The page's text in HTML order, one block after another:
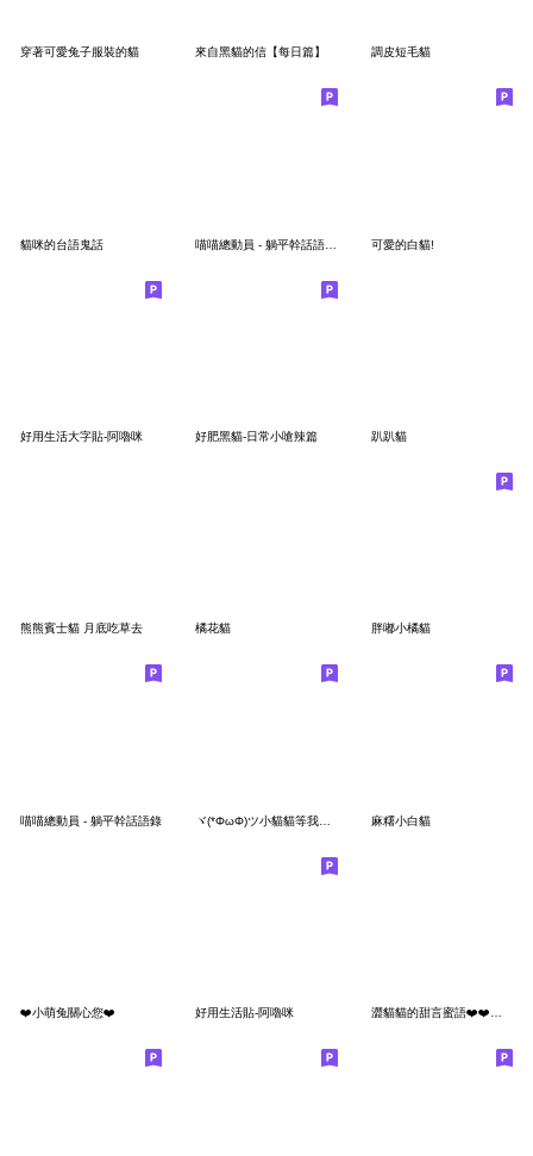
穿著可愛兔子服裝的貓 來自黑貓的信【每日篇】 調皮短毛貓
貓咪的台語鬼話 可愛的白貓!
好用生活大字貼-阿嚕咪 好肥黑貓-日常小嗆辣篇 趴趴貓
熊熊賓士貓 月底吃草去 橘花貓 胖嘟小橘貓
喵喵總動員 - 躺平幹話語錄 麻糬小白貓
❤️小萌兔關心您❤️ 好用生活貼-阿嚕咪